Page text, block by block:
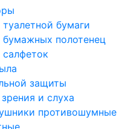
бумаги
полотенец
защиты
и слуха
противошумные